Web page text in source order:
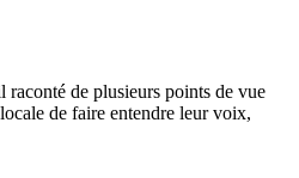
raconté de plusieurs points de vue
de faire entendre leur voix,